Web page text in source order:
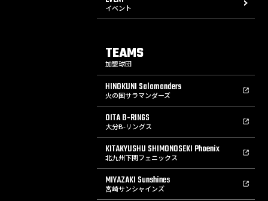
イベント
TEAMS
加盟球団
HINOKUNI Salamanders
火の国サラマンダーズ
OITA B-RINGS
大分B-リングス
KITAKYUSHU SHIMONOSEKI Phoenix
北九州下関フェニックス
MIYAZAKI Sunshines
宮崎サンシャインズ